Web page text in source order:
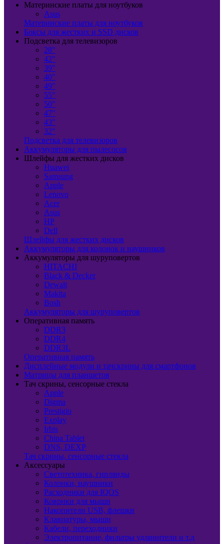
Материнские платы для ноутбуков
Asus
Материнские платы для ноутбуков
Боксы для жестких и SSD дисков
Подсветка для телевизоров
28"
42"
39"
40"
49"
55"
50"
47"
43"
32"
Подсветка для телевизоров
Аккумуляторы для пылесосов
Шлейфы для жестких дисков
Huawei
Samsung
Apple
Lenovo
Acer
Asus
HP
Dell
Шлейфы для жестких дисков
Аккумуляторы для колонок и наушников
Аккумуляторы для шуруповертов
HITACHI
Black & Decker
Dewalt
Makita
Bosh
Аккумуляторы для шуруповертов
Оперативная память
DDR3
DDR4
DDR3L
Оперативная память
Дисплейные модули и тачскрины для смартфонов
Матрицы для планшетов
Тач скрины, сенсорные стекла
Apple
Digma
Prestigio
Explay
Irbis
China Tablet
DNS, DEXP
Тач скрины, сенсорные стекла
Аксессуары
Светотехника, гирлянды
Колонки, наушники
Расходники для IQOS
Коврики для мыши
Накопители USB, флешки
Клавиатуры, мыши
Кабели, переходники
Электропитание, фильтры удлинители и т.д